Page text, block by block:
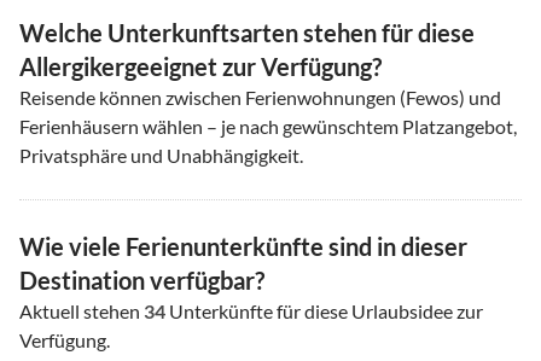
Welche Unterkunftsarten stehen für diese
Allergikergeeignet zur Verfügung?
Reisende können zwischen Ferienwohnungen (Fewos) und
Ferienhäusern wählen – je nach gewünschtem Platzangebot,
Privatsphäre und Unabhängigkeit.
Wie viele Ferienunterkünfte sind in dieser
Destination verfügbar?
Aktuell stehen 34 Unterkünfte für diese Urlaubsidee zur
Verfügung.